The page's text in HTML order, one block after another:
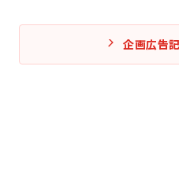
企画広告